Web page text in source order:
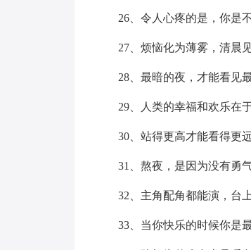
26、令人心疼的是，你是
27、烦恼化为薄雾，清晨
28、最暗的夜，才能看见
29、人类的幸福和欢乐在
30、站得更高才能看得更
31、熬夜，是因为没有勇
32、主角配角都能演，台
33、当你快乐的时候你是